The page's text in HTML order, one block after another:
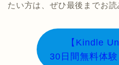
たい方は、ぜひ最後までお読
【Kindle
30日間無料体